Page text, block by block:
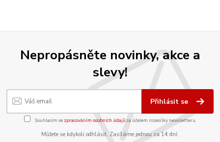
Nepropásněte novinky, akce a
slevy!
Přihlásit se
Souhlasím se zpracováním osobních údajůza účelem rozesílky newsletteru.
Můžete se kdykoli odhlásit. Zasíláme jednou za 14 dní.